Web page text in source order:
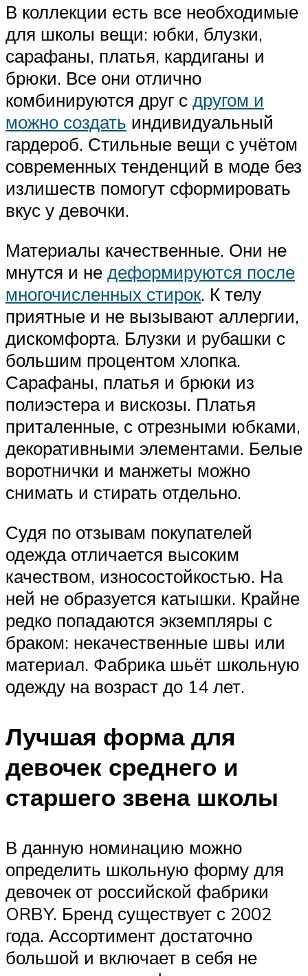
В коллекции есть все необходимые
для школы вещи: юбки, блузки,
сарафаны, платья, кардиганы и
брюки. Все они отлично
комбинируются друг с другом и
можно создать индивидуальный
гардероб. Стильные вещи с учётом
современных тенденций в моде без
излишеств помогут сформировать
вкус у девочки.
Материалы качественные. Они не
мнутся и не деформируются после
многочисленных стирок. К телу
приятные и не вызывают аллергии,
дискомфорта. Блузки и рубашки с
большим процентом хлопка.
Сарафаны, платья и брюки из
полиэстера и вискозы. Платья
приталенные, с отрезными юбками,
декоративными элементами. Белые
воротнички и манжеты можно
снимать и стирать отдельно.
Судя по отзывам покупателей
одежда отличается высоким
качеством, износостойкостью. На
ней не образуется катышки. Крайне
редко попадаются экземпляры с
браком: некачественные швы или
материал. Фабрика шьёт школьную
одежду на возраст до 14 лет.
Лучшая форма для
девочек среднего и
старшего звена школы
В данную номинацию можно
определить школьную форму для
девочек от российской фабрики
ORBY. Бренд существует с 2002
года. Ассортимент достаточно
большой и включает в себя не